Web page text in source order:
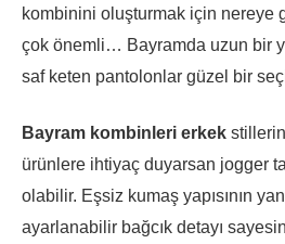
kombinini oluşturmak için nereye
çok önemli… Bayramda uzun bir
saf keten pantolonlar güzel bir
Bayram kombinleri erkek
ürünlere ihtiyaç duyarsan jogger
olabilir. Eşsiz kumaş yapısının
ayarlanabilir bağcık detayı